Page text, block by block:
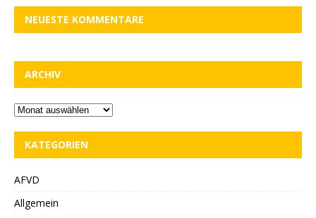
NEUESTE KOMMENTARE
ARCHIV
KATEGORIEN
AFVD
Allgemein